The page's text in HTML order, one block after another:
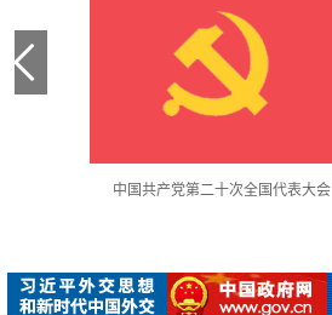
中国共产党第二十次全国代表大会